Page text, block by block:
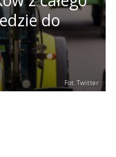
do
Fot. Twitter